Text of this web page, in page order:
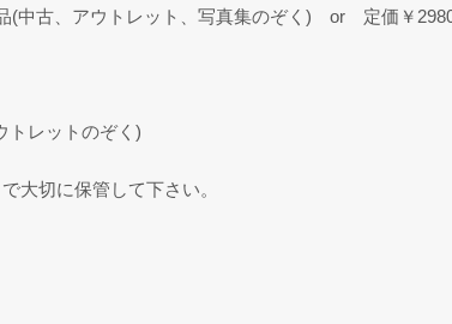
古、アウトレット、写真集のぞく) or 定価￥
トレットのぞく)
大切に保管して下さい。